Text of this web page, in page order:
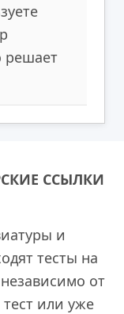
решает
ССЫЛКИ
и
тесты на
от
или уже